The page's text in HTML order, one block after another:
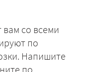
со всеми
по
Напишите
по